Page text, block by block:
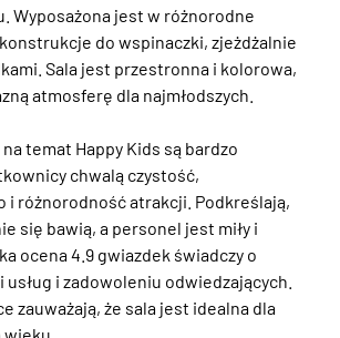
Wyposażona jest w różnorodne
do wspinaczki, zjeżdżalnie
Sala jest przestronna i kolorowa,
atmosferę dla najmłodszych.
temat Happy Kids są bardzo
chwalą czystość,
i różnorodność atrakcji. Podkreślają,
się bawią, a personel jest miły i
ocena 4.9 gwiazdek świadczy o
i zadowoleniu odwiedzających.
zauważają, że sala jest idealna dla